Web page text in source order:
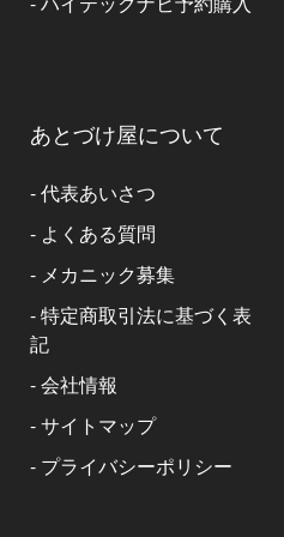
あとづけ屋について
-代表あいさつ
- よくある質問
- メカニック募集
-特定商取引法に基づく表
記
-会社情報
-サイトマップ
- プライバシーポリシー